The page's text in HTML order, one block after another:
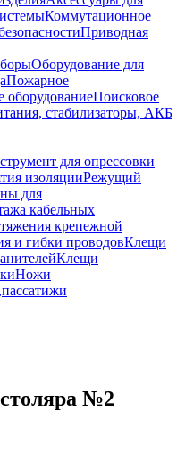
Коммутационное
Приводная
Оборудование для
Пожарное
оборудованиеПоисковое
стабилизаторы, АКБ
для опрессовки
изоляцииРежущий
для
кабельных
крепежной
и гибки проводовКлещи
Клещи
Ножи
№2